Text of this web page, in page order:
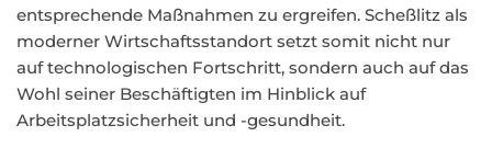
entsprechende Maßnahmen zu ergreifen. Scheßlitz als
moderner Wirtschaftsstandort setzt somit nicht nur
auf technologischen Fortschritt, sondern auch auf das
Wohl seiner Beschäftigten im Hinblick auf
Arbeitsplatzsicherheit und -gesundheit.